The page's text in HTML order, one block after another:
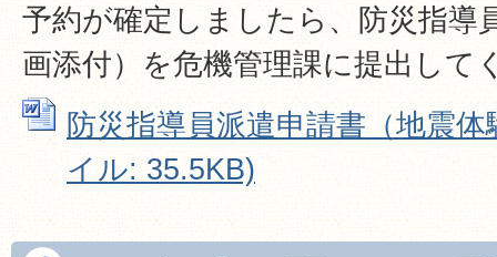
予約が確定しましたら、防災指導
画添付）を危機管理課に提出して
防災指導員派遣申請書（地震
イル: 35.5KB)